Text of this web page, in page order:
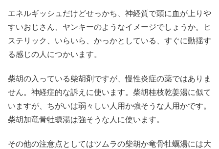
エネルギッシュだけどせっかち、神経質で頭に血が上りや
すいおじさん、ヤンキーのようなイメージでしょうか。ヒ
ステリック、いらいら、かっかとしている、すぐに動揺す
る感じの人につかいます。
柴胡の入っている柴胡剤ですが、慢性炎症の薬ではありま
せん。神経症的な訴えに使います。柴胡桂枝乾姜湯に似て
いますが、ちがいは弱々しい人用か強そうな人用かです。
柴胡加竜骨牡蠣湯は強そうな人に使います。
その他の注意点としてはツムラの柴胡か竜骨牡蠣湯には大